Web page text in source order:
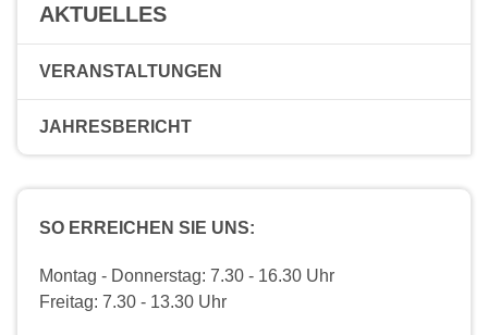
AKTUELLES
VERANSTALTUNGEN
JAHRESBERICHT
SO ERREICHEN SIE UNS:
Montag - Donnerstag: 7.30 - 16.30 Uhr
Freitag: 7.30 - 13.30 Uhr